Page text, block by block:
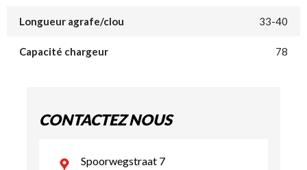
Longueur agrafe/clou 33-40
Capacité chargeur 78
CONTACTEZ NOUS
Spoorwegstraat 7